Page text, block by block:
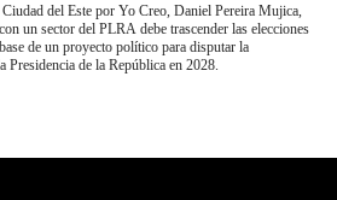
del Este por Yo Creo, Daniel Pereira Mujica,
un sector del PLRA debe trascender las elecciones
de un proyecto político para disputar la
Presidencia de la República en 2028.